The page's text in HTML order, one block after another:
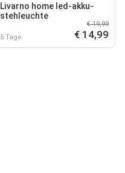
Livarno home led-akku-
stehleuchte
5 Tage
€ 19,99
€ 14,99